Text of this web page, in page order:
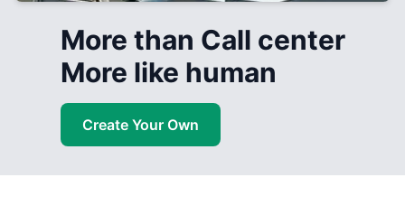
More than Call center
More like human
Create Your Own